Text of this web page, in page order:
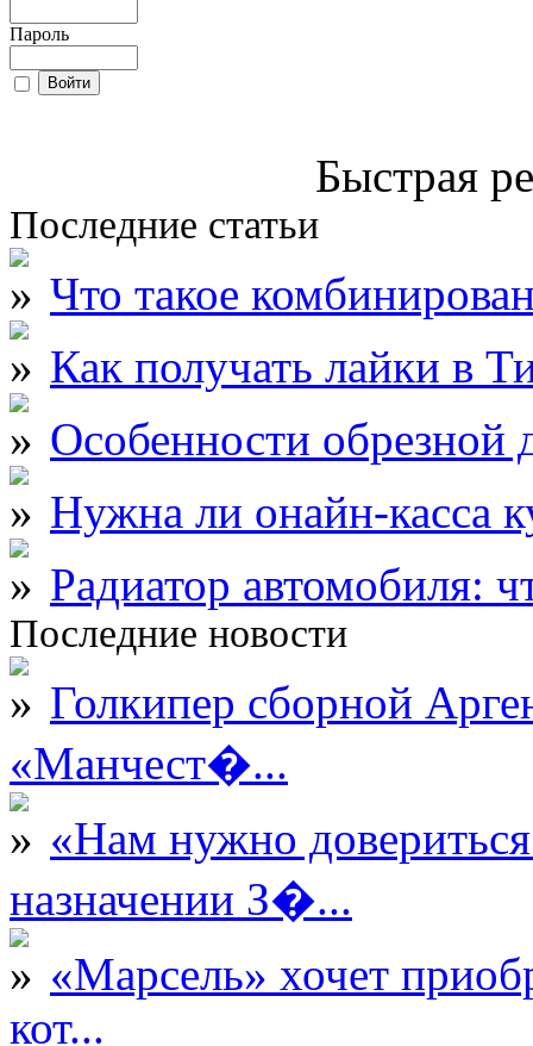
Пароль
Быстрая
Последние статьи
Что такое
Как получать лайки в
Особенности обрезной
Нужна ли онайн-касса
Радиатор автомобиля:
Последние новости
Голкипер сборной
«Манчест�...
«Нам нужно
назначении З�...
«Марсель» хочет
кот...